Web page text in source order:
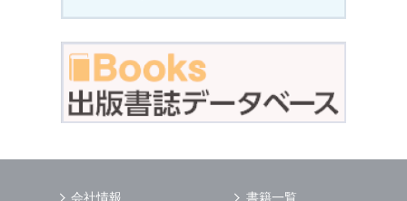
会社情報 書籍一覧